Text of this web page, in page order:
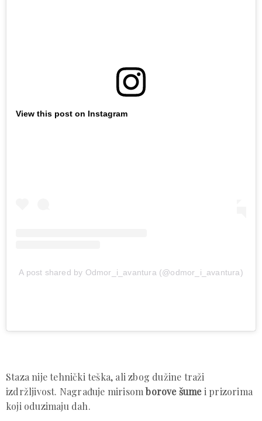
View this post on Instagram
A post shared by Odmor_i_avantura (@odmor_i_avantura)
Staza nije tehnički teška, ali zbog dužine traži
izdržljivost. Nagrađuje mirisomborove šumei prizorima
koji oduzimaju dah.